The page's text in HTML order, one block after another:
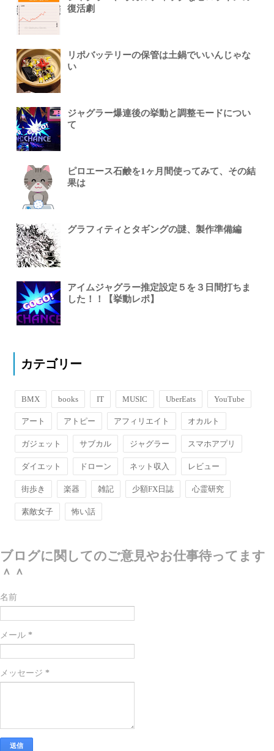
復活劇
リポバッテリーの保管は土鍋でいいんじゃな
い
ジャグラー爆連後の挙動と調整モードについ
て
ピロエース石鹸を1ヶ月間使ってみて、その結
果は
グラフィティとタギングの謎、製作準備編
アイムジャグラー推定設定５を３日間打ちま
した！！【挙動レポ】
カテゴリー
BMX books IT MUSIC UberEats YouTube
アート アトピー アフィリエイト オカルト
ガジェット サブカル ジャグラー スマホアプリ
ダイエット ドローン ネット収入 レビュー
街歩き 楽器 雑記 少額FX日誌 心霊研究
素敵女子 怖い話
ブログに関してのご意見やお仕事待ってます
＾＾
名前
メール *
メッセージ *